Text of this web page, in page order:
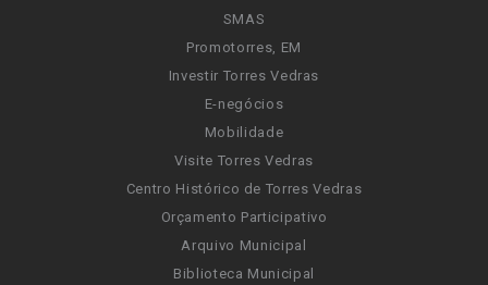
SMAS
Promotorres, EM
Investir Torres Vedras
E-negócios
Mobilidade
Visite Torres Vedras
Centro Histórico de Torres Vedras
Orçamento Participativo
Arquivo Municipal
Biblioteca Municipal